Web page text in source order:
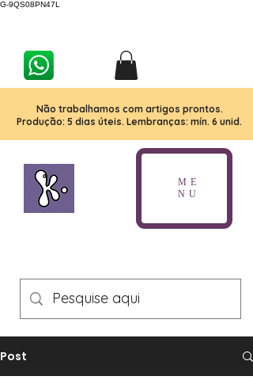
G-9QS08PN47L
Não trabalhamos com artigos prontos.
Produção: 5 dias úteis. Lembranças: mín. 6 unid.
ME
NU
Post